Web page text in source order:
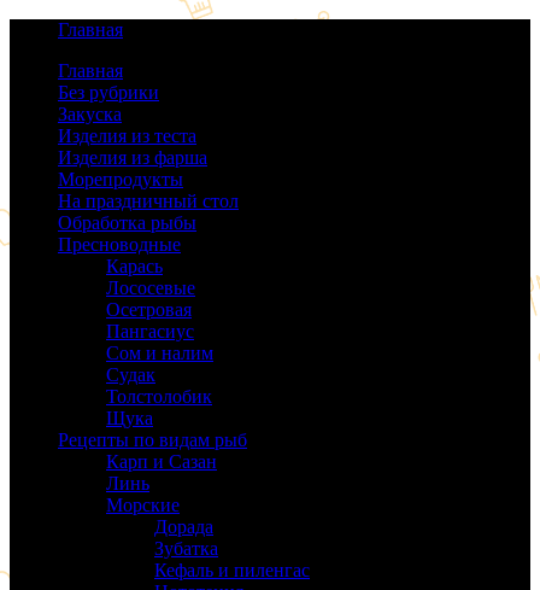
Главная
Главная
Без рубрики
Закуска
Изделия из теста
Изделия из фарша
Морепродукты
На праздничный стол
Обработка рыбы
Пресноводные
Карась
Лососевые
Осетровая
Пангасиус
Сом и налим
Судак
Толстолобик
Щука
Рецепты по видам рыб
Карп и Сазан
Линь
Морские
Дорада
Зубатка
Кефаль и пиленгас